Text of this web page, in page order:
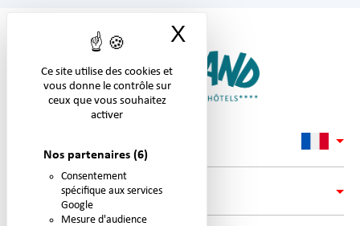
Ce site utilise des cookies et
vous donne le contrôle sur
ceux que vous souhaitez
activer
Nos partenaires (6)
Consentement
spécifique aux services
Google
Mesure d'audience
X